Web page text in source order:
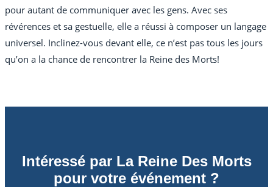
pour autant de communiquer avec les gens. Avec ses
révérences et sa gestuelle, elle a réussi à composer un langage
universel. Inclinez-vous devant elle, ce n’est pas tous les jours
qu’on a la chance de rencontrer la Reine des Morts!
Intéressé par La Reine Des Morts
pour votre événement ?